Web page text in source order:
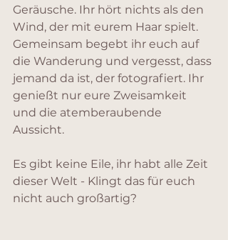
Geräusche. Ihr hört nichts als den
Wind, der mit eurem Haar spielt.
Gemeinsam begebt ihr euch auf
die Wanderung und vergesst, dass
jemand da ist, der fotografiert. Ihr
genießt nur eure Zweisamkeit
und die atemberaubende
Aussicht.
Es gibt keine Eile, ihr habt alle Zeit
dieser Welt - Klingt das für euch
nicht auch großartig?